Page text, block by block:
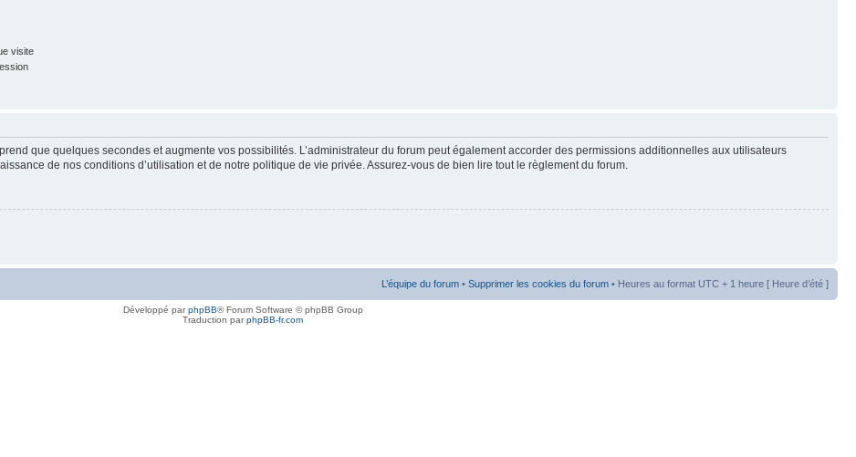
visite
que quelques secondes et augmente vos possibilités. L’administrateur du forum peut également accorder des permissions additionnelles aux utilisateurs
de nos conditions d’utilisation et de notre politique de vie privée. Assurez-vous de bien lire tout le règlement du forum.
L’équipe du forum • Supprimer les cookies du forum • Heures au format UTC + 1 heure [ Heure d’été ]
Développé parphpBB® Forum Software © phpBB Group
Traduction parphpBB-fr.com